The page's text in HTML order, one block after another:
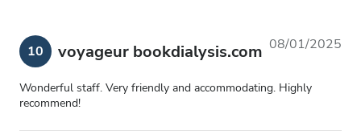
10 voyageur bookdialysis.com 08/01/2025
Wonderful staff. Very friendly and accommodating. Highly
recommend!